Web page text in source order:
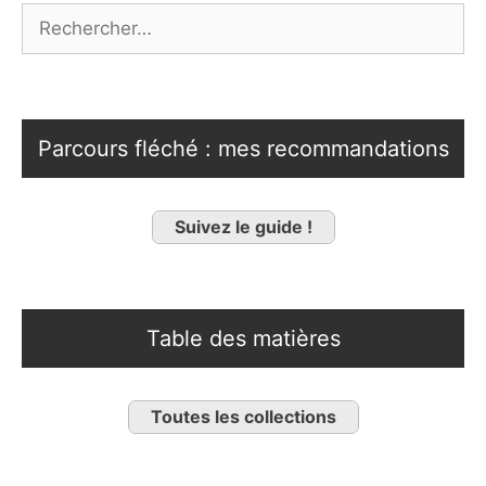
Parcours fléché : mes recommandations
Suivez le guide !
Table des matières
Toutes les collections